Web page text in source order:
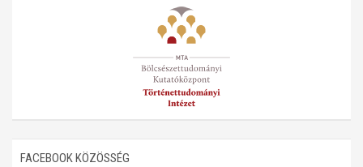
FACEBOOK KÖZÖSSÉG